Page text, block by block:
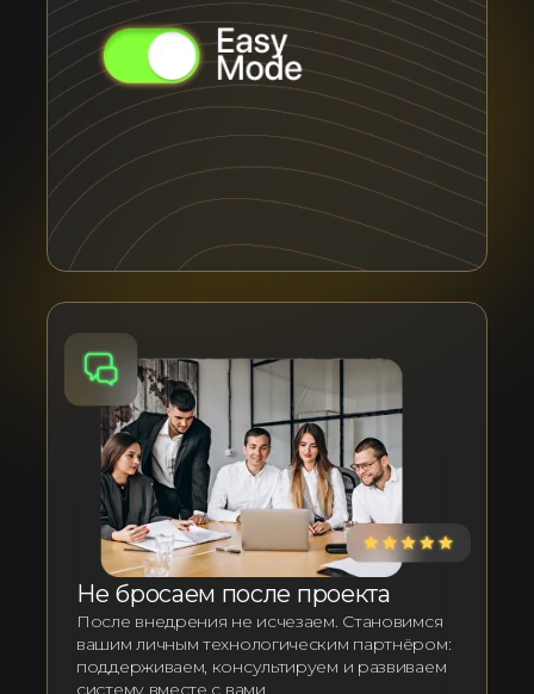
Не бросаем после проекта
После внедрения не исчезаем. Становимся
вашим личным технологическим партнёром:
поддерживаем, консультируем и развиваем
систему вместе с вами.